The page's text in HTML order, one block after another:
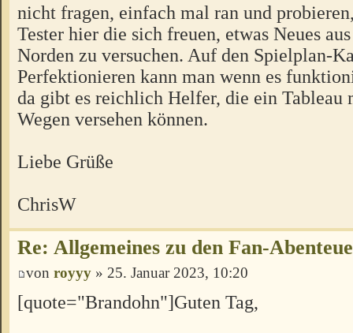
nicht fragen, einfach mal ran und
Tester hier die sich freuen, etwas Neues
Norden zu versuchen. Auf den Spielplan-
Perfektionieren kann man wenn es
da gibt es reichlich Helfer, die ein Tableau
Wegen versehen können.
Liebe Grüße
ChrisW
Re: Allgemeines zu den Fan-
von royyy » 25. Januar 2023, 10:20
[quote="Brandohn"]Guten Tag,